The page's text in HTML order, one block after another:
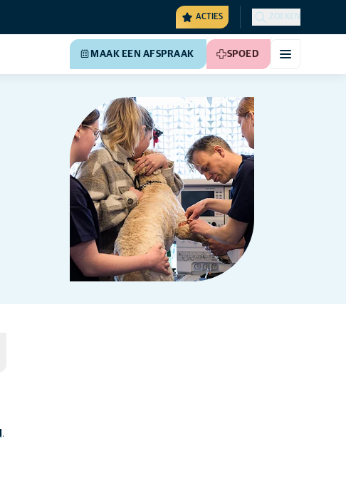
ACTIES ZOEKEN
MAAK EEN AFSPRAAK SPOED
.